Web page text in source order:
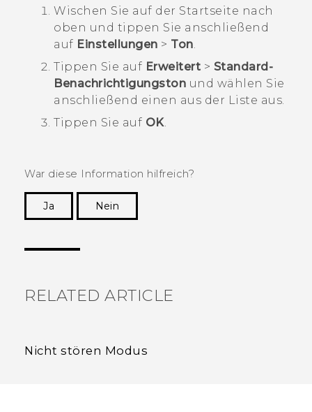
Wischen Sie auf der Startseite nach
oben und tippen Sie anschließend
auf Einstellungen > Ton.
Tippen Sie auf Erweitert > Standard-
Benachrichtigungston und wählen Sie
anschließend einen aus der Liste aus.
Tippen Sie auf OK.
War diese Information hilfreich?
Ja
Nein
RELATED ARTICLE
Nicht stören Modus